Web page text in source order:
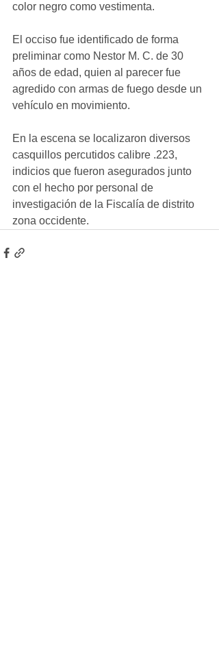
color negro como vestimenta.
El occiso fue identificado de forma
preliminar como Nestor M. C. de 30
años de edad, quien al parecer fue
agredido con armas de fuego desde un
vehículo en movimiento.
En la escena se localizaron diversos
casquillos percutidos calibre .223,
indicios que fueron asegurados junto
con el hecho por personal de
investigación de la Fiscalía de distrito
zona occidente.